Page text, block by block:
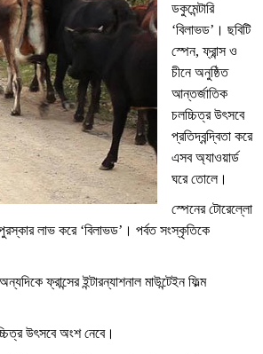
ডকুমেন্টারি
‘বিলাভড’। ছবিটি
স্পেন, ফ্রান্স ও
চীনে অনুষ্ঠিত
আন্তর্জাতিক
চলচ্চিত্র উৎসবে
প্রতিদ্বন্দ্বিতা করে
এসব অ্যাওয়ার্ড
ঘরে তোলে।
স্পেনের টোরেল্লো
পুরস্কার লাভ করে ‘বিলাভড’। পর্বত সংস্কৃতিকে
ফ্রান্সের ইন্টারন্যাশনাল মাউন্টেইন ফিল্ম
উৎসবে অংশ নেবে।